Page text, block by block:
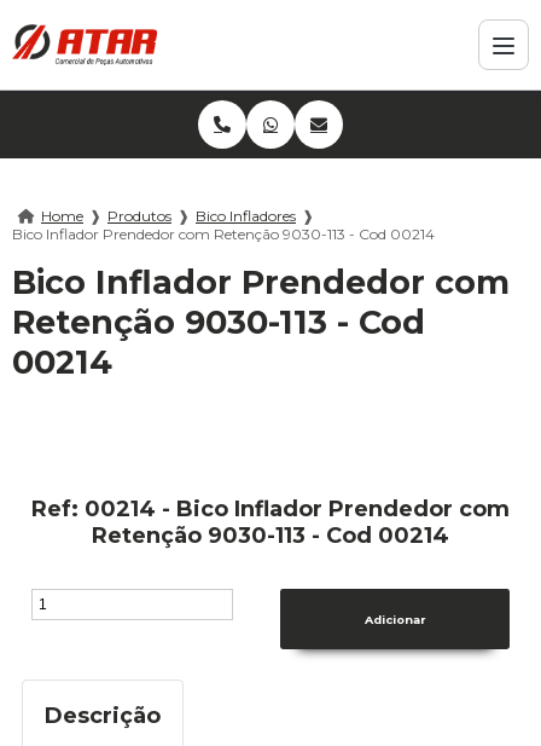
Home ❱ Produtos ❱ Bico Infladores ❱
Bico Inflador Prendedor com Retenção 9030-113 - Cod 00214
Bico Inflador Prendedor com
Retenção 9030-113 - Cod
00214
Ref: 00214 - Bico Inflador Prendedor com
Retenção 9030-113 - Cod 00214
Descrição